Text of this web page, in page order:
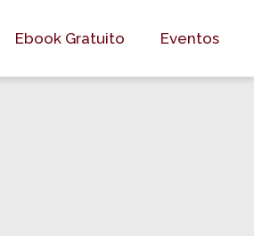
Ebook Gratuito Eventos